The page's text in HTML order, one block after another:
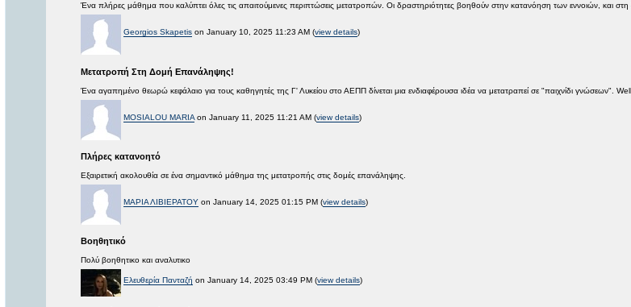
Ένα πλήρες μάθημα που καλύπτει όλες τις απαιτούμενες περιπτώσεις μετατροπών. Οι δραστηριότητες βοηθούν στην κατανόηση των εννοιών, και
Georgios Skapetis on January 10, 2025 11:23 AM (view details)
Μετατροπή Στη Δομή Επανάληψης!
Ένα αγαπημένο θεωρώ κεφάλαιο για τους καθηγητές της Γ' Λυκείου στο ΑΕΠΠ δίνεται μια ενδιαφέρουσα ιδέα να μετατραπεί σε "παιχνίδι γνώσεων".
MOSIALOU MARIA on January 11, 2025 11:21 AM (view details)
Πλήρες κατανοητό
Εξαιρετική ακολουθία σε ένα σημαντικό μάθημα της μετατροπής στις δομές επανάληψης.
ΜΑΡΙΑ ΛΙΒΙΕΡΑΤΟΥ on January 14, 2025 01:15 PM (view details)
Βοηθητικό
Πολύ βοηθητικο και αναλυτικο
Ελευθερία Πανταζή on January 14, 2025 03:49 PM (view details)